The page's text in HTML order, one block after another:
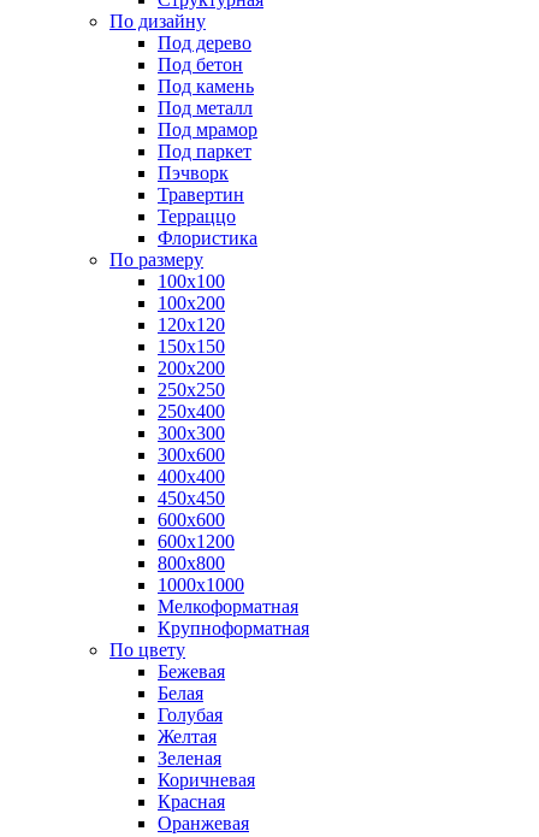
По дизайну
Под дерево
Под бетон
Под камень
Под металл
Под мрамор
Под паркет
Пэчворк
Травертин
Терраццо
Флористика
По размеру
100х100
100х200
120х120
150х150
200х200
250х250
250х400
300х300
300х600
400х400
450х450
600х600
600х1200
800х800
1000х1000
Мелкоформатная
Крупноформатная
По цвету
Бежевая
Белая
Голубая
Желтая
Зеленая
Коричневая
Красная
Оранжевая